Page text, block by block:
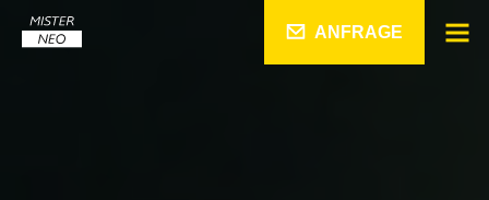
ANFRAGE